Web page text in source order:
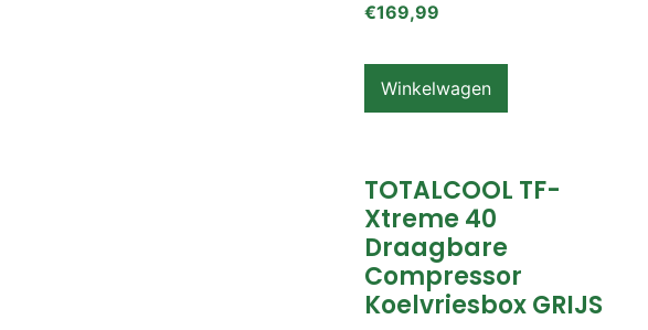
€169,99
Winkelwagen
TOTALCOOL TF-
Xtreme 40
Draagbare
Compressor
Koelvriesbox GRIJS